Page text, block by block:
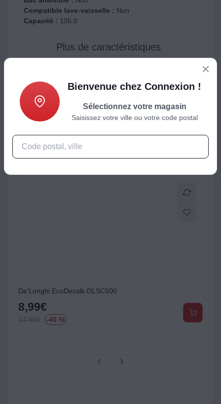
Compatible lave-vaisselle : Non
Capacité : 105.0
Produits complémentaires
De'Longhi EcoDecalk DLSC500
8,99€
14.99€ -40 %
Bienvenue chez Connexion !
Sélectionnez votre magasin
Saisissez votre ville ou votre code postal